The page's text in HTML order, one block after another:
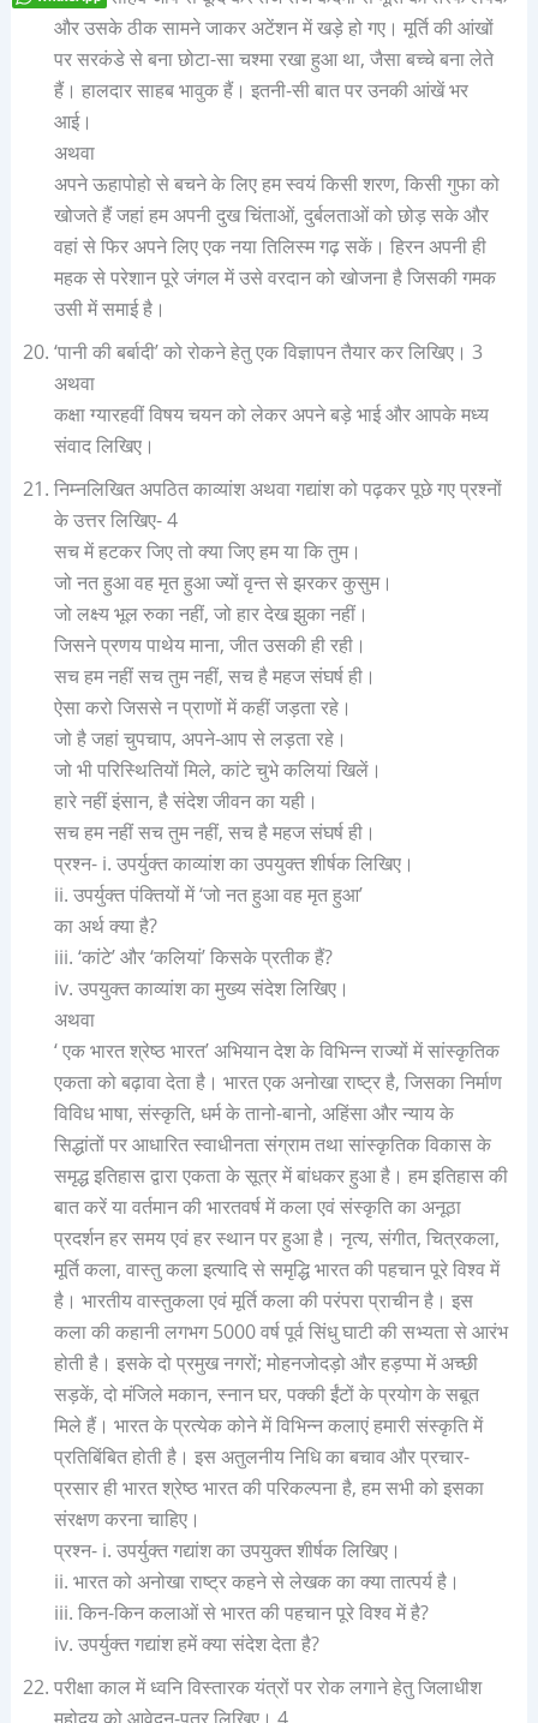
और उसके ठीक सामने जाकर अटेंशन में खड़े हो गए। मूर्ति की आंखों
पर सरकंडे से बना छोटा-सा चश्मा रखा हुआ था, जैसा बच्चे बना लेते
हैं। हालदार साहब भावुक हैं। इतनी-सी बात पर उनकी आंखें भर
आई।
अथवा
अपने ऊहापोहो से बचने के लिए हम स्वयं किसी शरण, किसी गुफा को
खोजते हैं जहां हम अपनी दुख चिंताओं, दुर्बलताओं को छोड़ सके और
वहां से फिर अपने लिए एक नया तिलिस्म गढ़ सकें। हिरन अपनी ही
महक से परेशान पूरे जंगल में उसे वरदान को खोजना है जिसकी गमक
उसी में समाई है।
‘पानी की बर्बादी’ को रोकने हेतु एक विज्ञापन तैयार कर लिखिए। 3
अथवा
कक्षा ग्यारहवीं विषय चयन को लेकर अपने बड़े भाई और आपके मध्य
संवाद लिखिए।
निम्नलिखित अपठित काव्यांश अथवा गद्यांश को पढ़कर पूछे गए प्रश्नों
के उत्तर लिखिए- 4
सच में हटकर जिए तो क्या जिए हम या कि तुम।
जो नत हुआ वह मृत हुआ ज्यों वृन्त से झरकर कुसुम।
जो लक्ष्य भूल रुका नहीं, जो हार देख झुका नहीं।
जिसने प्रणय पाथेय माना, जीत उसकी ही रही।
सच हम नहीं सच तुम नहीं, सच है महज संघर्ष ही।
ऐसा करो जिससे न प्राणों में कहीं जड़ता रहे।
जो है जहां चुपचाप, अपने-आप से लड़ता रहे।
जो भी परिस्थितियों मिले, कांटे चुभे कलियां खिलें।
हारे नहीं इंसान, है संदेश जीवन का यही।
सच हम नहीं सच तुम नहीं, सच है महज संघर्ष ही।
प्रश्न- i. उपर्युक्त काव्यांश का उपयुक्त शीर्षक लिखिए।
ii. उपर्युक्त पंक्तियों में ‘जो नत हुआ वह मृत हुआ’
का अर्थ क्या है?
iii. ‘कांटे’ और ‘कलियां’ किसके प्रतीक हैं?
iv. उपयुक्त काव्यांश का मुख्य संदेश लिखिए।
अथवा
‘ एक भारत श्रेष्ठ भारत’ अभियान देश के विभिन्न राज्यों में सांस्कृतिक
एकता को बढ़ावा देता है। भारत एक अनोखा राष्ट्र है, जिसका निर्माण
विविध भाषा, संस्कृति, धर्म के तानो-बानो, अहिंसा और न्याय के
सिद्धांतों पर आधारित स्वाधीनता संग्राम तथा सांस्कृतिक विकास के
समृद्ध इतिहास द्वारा एकता के सूत्र में बांधकर हुआ है। हम इतिहास की
बात करें या वर्तमान की भारतवर्ष में कला एवं संस्कृति का अनूठा
प्रदर्शन हर समय एवं हर स्थान पर हुआ है। नृत्य, संगीत, चित्रकला,
मूर्ति कला, वास्तु कला इत्यादि से समृद्धि भारत की पहचान पूरे विश्व में
है। भारतीय वास्तुकला एवं मूर्ति कला की परंपरा प्राचीन है। इस
कला की कहानी लगभग 5000 वर्ष पूर्व सिंधु घाटी की सभ्यता से आरंभ
होती है। इसके दो प्रमुख नगरों; मोहनजोदड़ो और हड़प्पा में अच्छी
सड़कें, दो मंजिले मकान, स्नान घर, पक्की ईंटों के प्रयोग के सबूत
मिले हैं। भारत के प्रत्येक कोने में विभिन्न कलाएं हमारी संस्कृति में
प्रतिबिंबित होती है। इस अतुलनीय निधि का बचाव और प्रचार-
प्रसार ही भारत श्रेष्ठ भारत की परिकल्पना है, हम सभी को इसका
संरक्षण करना चाहिए।
प्रश्न- i. उपर्युक्त गद्यांश का उपयुक्त शीर्षक लिखिए।
ii. भारत को अनोखा राष्ट्र कहने से लेखक का क्या तात्पर्य है।
iii. किन-किन कलाओं से भारत की पहचान पूरे विश्व में है?
iv. उपर्युक्त गद्यांश हमें क्या संदेश देता है?
परीक्षा काल में ध्वनि विस्तारक यंत्रों पर रोक लगाने हेतु जिलाधीश